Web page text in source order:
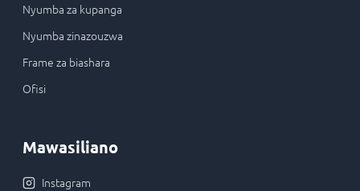
Nyumba za kupanga
Nyumba zinazouzwa
Frame za biashara
Ofisi
Mawasiliano
Instagram